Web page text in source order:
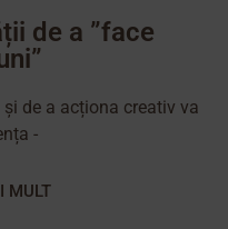
de a ”face
de a acționa creativ va
-
MULT